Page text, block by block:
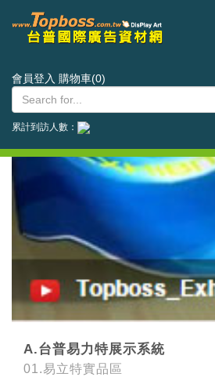
會員登入 購物車(0)
累計到訪人數：
A.台普易力特展示系統
01.易立特實品區